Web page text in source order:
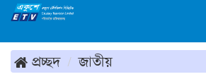
প্রচ্ছদ জাতীয়